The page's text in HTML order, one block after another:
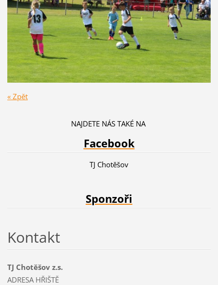
« Zpět
NAJDETE NÁS TAKÉ NA
Facebook
TJ Chotěšov
Sponzoři
Kontakt
TJ Chotěšov z.s.
ADRESA HŘIŠTĚ